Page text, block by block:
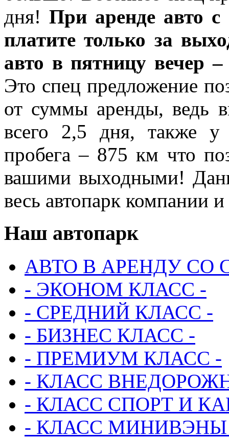
дня! При аренде авто
платите только за
авто в пятницу вечер
Это спец предложение
от суммы аренды, ведь
всего 2,5 дня, также у
пробега – 875 км что
вашими выходными!
весь автопарк компании
Наш автопарк
АВТО В АРЕНДУ СО
- ЭКОНОМ КЛАСС -
- СРЕДНИЙ КЛАСС -
- БИЗНЕС КЛАСС -
- ПРЕМИУМ КЛАСС -
- КЛАСС
- КЛАСС СПОРТ И
- КЛАСС МИНИВЭНЫ